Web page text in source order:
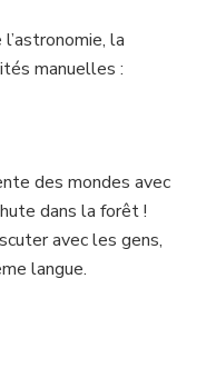
la
manuelles :
des mondes avec
dans la forêt !
avec les gens,
langue.